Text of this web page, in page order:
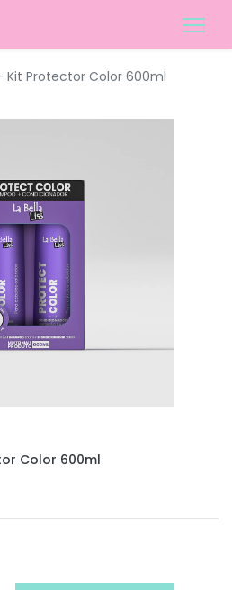
Kit Protector Color 600ml
Color 600ml